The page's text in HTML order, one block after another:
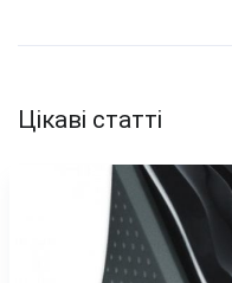
Цікаві статті